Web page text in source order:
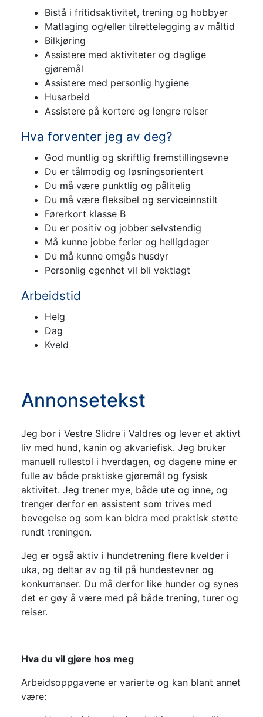
Bistå i fritidsaktivitet, trening og hobbyer
Matlaging og/eller tilrettelegging av måltid
Bilkjøring
Assistere med aktiviteter og daglige
gjøremål
Assistere med personlig hygiene
Husarbeid
Assistere på kortere og lengre reiser
Hva forventer jeg av deg?
God muntlig og skriftlig fremstillingsevne
Du er tålmodig og løsningsorientert
Du må være punktlig og pålitelig
Du må være fleksibel og serviceinnstilt
Førerkort klasse B
Du er positiv og jobber selvstendig
Må kunne jobbe ferier og helligdager
Du må kunne omgås husdyr
Personlig egenhet vil bli vektlagt
Arbeidstid
Helg
Dag
Kveld
Annonsetekst
Jeg bor i Vestre Slidre i Valdres og lever et aktivt
liv med hund, kanin og akvariefisk. Jeg bruker
manuell rullestol i hverdagen, og dagene mine er
fulle av både praktiske gjøremål og fysisk
aktivitet. Jeg trener mye, både ute og inne, og
trenger derfor en assistent som trives med
bevegelse og som kan bidra med praktisk støtte
rundt treningen.
Jeg er også aktiv i hundetrening flere kvelder i
uka, og deltar av og til på hundestevner og
konkurranser. Du må derfor like hunder og synes
det er gøy å være med på både trening, turer og
reiser.
Hva du vil gjøre hos meg
Arbeidsoppgavene er varierte og kan blant annet
være: